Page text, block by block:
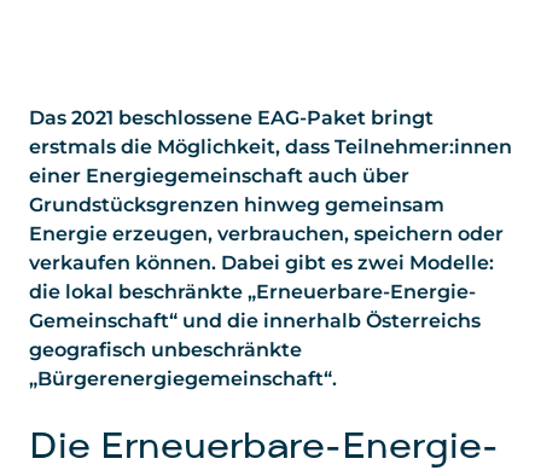
Das 2021 beschlossene EAG-Paket bringt
erstmals die Möglichkeit, dass Teilnehmer:innen
einer Energiegemeinschaft auch über
Grundstücksgrenzen hinweg gemeinsam
Energie erzeugen, verbrauchen, speichern oder
verkaufen können. Dabei gibt es zwei Modelle:
die lokal beschränkte „Erneuerbare-Energie-
Gemeinschaft“ und die innerhalb Österreichs
geografisch unbeschränkte
„Bürgerenergiegemeinschaft“.
Die Erneuerbare-Energie-